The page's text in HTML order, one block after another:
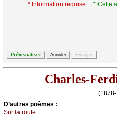
* Information requise.
* Cette
Charles-
D’autrеs pоèmеs :
Sur lа rоutе